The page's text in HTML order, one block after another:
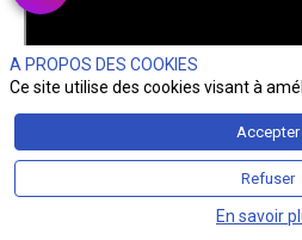
A PROPOS DES COOKIES
Ce site utilise des cookies visant à
Accepter
Refuser
En savoir